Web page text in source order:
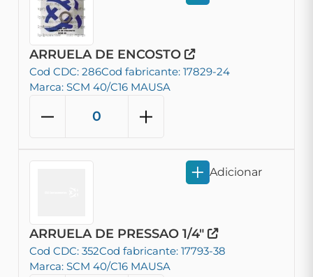
ARRUELA DE ENCOSTO
Cod CDC: 286Cod fabricante: 17829-24
Marca: SCM 40/C16 MAUSA
ARRUELA DE PRESSAO 1/4"
Cod CDC: 352Cod fabricante: 17793-38
Marca: SCM 40/C16 MAUSA
Adicionar